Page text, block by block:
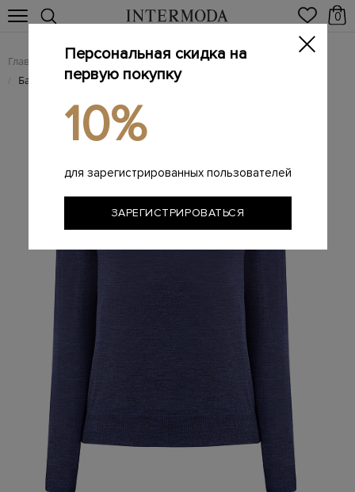
0
Главная Мужчинам / Одежда / Трикотаж
/ Базовый джемпер из мягкой меланжевой шерсти
Персональная скидка на
первую покупку
10%
для зарегистрированных пользователей
ЗАРЕГИСТРИРОВАТЬСЯ